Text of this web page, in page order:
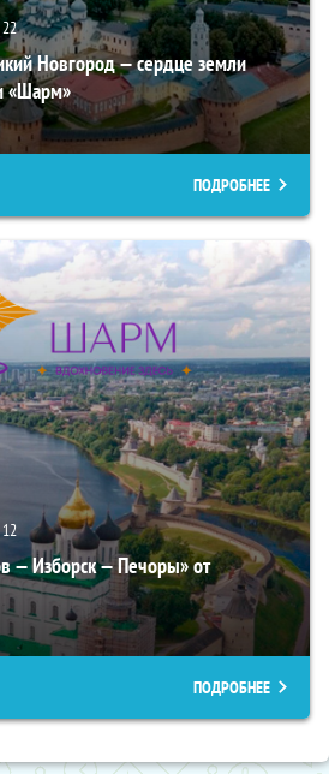
22
Новгород — сердце земли
«Шарм»
ПОДРОБНЕЕ
12
— Изборск — Печоры» от
ПОДРОБНЕЕ